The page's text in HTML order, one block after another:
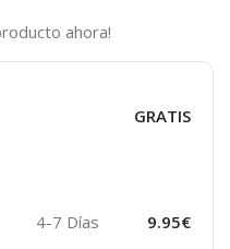
ahora!
GRATIS
4-7 Días 9.95€